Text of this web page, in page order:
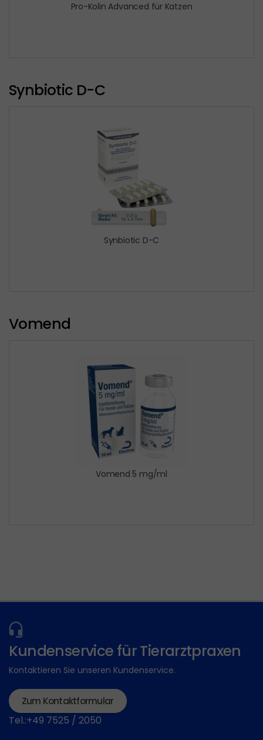
Pro-Kolin Advanced für Katzen
Synbiotic D-C
Synbiotic D-C
Vomend
Vomend 5 mg/ml
Kundenservice für Tierarztpraxen
Kontaktieren Sie unseren Kundenservice.
Zum Kontaktformular
Tel.:+49 7525 / 2050